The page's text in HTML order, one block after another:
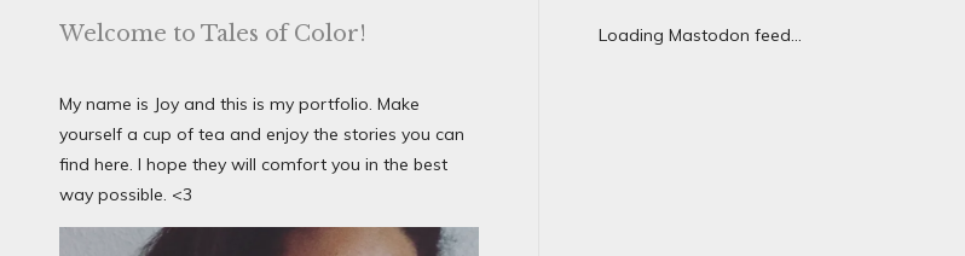
Welcome to Tales of Color!
My name is Joy and this is my portfolio. Make
yourself a cup of tea and enjoy the stories you can
find here. I hope they will comfort you in the best
way possible. <3
Loading Mastodon feed...